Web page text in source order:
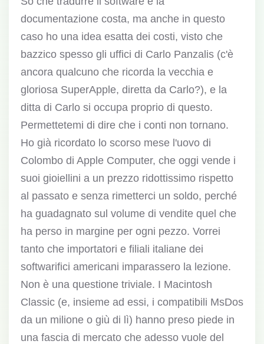
documentazione costa, ma anche in questo
caso ho una idea esatta dei costi, visto che
bazzico spesso gli uffici di Carlo Panzalis (c'è
ancora qualcuno che ricorda la vecchia e
gloriosa SuperApple, diretta da Carlo?), e la
ditta di Carlo si occupa proprio di questo.
Permettetemi di dire che i conti non tornano.
Ho già ricordato lo scorso mese l'uovo di
Colombo di Apple Computer, che oggi vende i
suoi gioiellini a un prezzo ridottissimo rispetto
al passato e senza rimetterci un soldo, perché
ha guadagnato sul volume di vendite quel che
ha perso in margine per ogni pezzo. Vorrei
tanto che importatori e filiali italiane dei
softwarifici americani imparassero la lezione.
Non è una questione triviale. I Macintosh
Classic (e, insieme ad essi, i compatibili MsDos
da un milione o giù di lì) hanno preso piede in
una fascia di mercato che adesso vuole del